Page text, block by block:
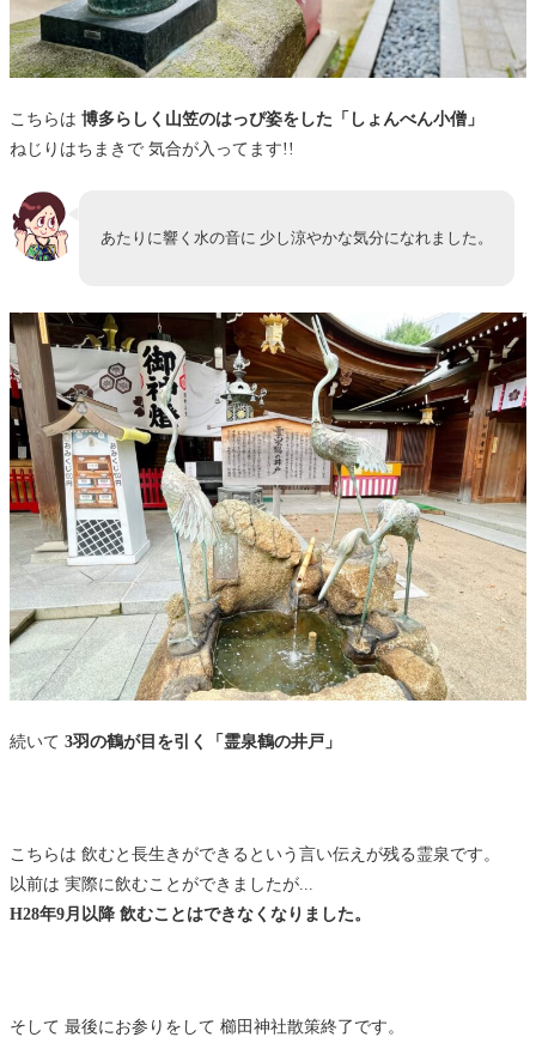
こちらは 博多らしく山笠のはっぴ姿をした「しょんべん小僧」
ねじりはちまきで 気合が入ってます!!
あたりに響く水の音に 少し涼やかな気分になれました。
続いて 3羽の鶴が目を引く「霊泉鶴の井戸」
こちらは 飲むと長生きができるという言い伝えが残る霊泉です。
以前は 実際に飲むことができましたが...
H28年9月以降 飲むことはできなくなりました。
そして 最後にお参りをして 櫛田神社散策終了です。